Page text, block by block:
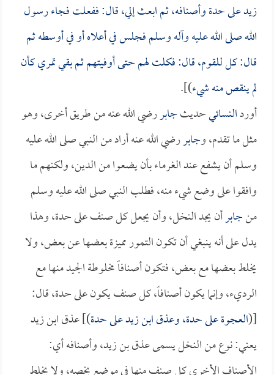
زيد على حدة وأصنافه، ثم ابعث إلي، قال: ففعلت فجاء رسول
الله صلى الله عليه وآله وسلم فجلس في أعلاه أو في أوسطه ثم
قال: كل للقوم، قال: فكلت لهم حتى أوفيتهم ثم بقي تمري كأن
لم ينقص منه شيء)].
أوردالنسائيحديثجابررضي الله عنه من طريق أخرى، وهو
مثل ما تقدم، وجابررضي الله عنه أراد من النبي صلى الله عليه
وسلم أن يشفع عند الغرماء بأن يضعوا من الدين، ولكنهم ما
وافقوا على وضع شيء منه، فطلب النبي صلى الله عليه وسلم
منجابرأن يجد النخل، وأن يجعل كل صنف على حدة، وهذا
يدل على أنه ينبغي أن تكون التمور مميزة بعضها عن بعض، ولا
يخلط بعضها مع بعض، فتكون أصنافاً مخلوطة الجيد منها مع
الرديء، وإنما يكون أصنافاً، كل صنف يكون على حدة، قال:
[(العجوة على حدة، وعذق ابن زيد على حدة)] عذق ابن زيد
يعني: نوع من النخل يسمى عذق بن زيد، وأصنافه أي: